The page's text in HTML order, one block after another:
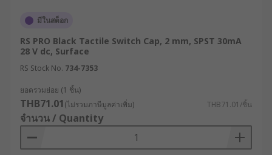
และสามารถทำซ้ำได้ พร้อมทั้งมีการตอบสนองที่ชัดเจน
ด้วยการคลิกหรือสัมผัสที่เด่นชัด ที่ทำให้ผู้ใช้งานมั่นใจ
ว่าได้กดปุ่มเรียบร้อยแล้ว
Tact Switch หรือสวิตช์แท็กไฟฟ้า คือ สวิตช์ที่ออกแบบ
มาเพื่อการกดที่ให้ความรู้สึกสัมผัสที่ชัดเจน (Tactile
Feedback) เมื่อกดสวิตช์จะทำให้เกิดการเชื่อมต่อหรือ
การตัดการเชื่อมต่อในวงจรไฟฟ้า โดยที่ผู้ใช้จะรู้สึกถึง
มีในสต็อก
RS PRO Black Tactile Switch Cap, 2 mm, SPST 30mA
28 V dc, Surface
RS Stock No. 734-7353
ยอดรวมย่อย (1 ชิ้น)
THB71.01(ไม่รวมภาษีมูลค่าเพิ่ม) THB71.01/ชิ้น
จำนวน / Quantity